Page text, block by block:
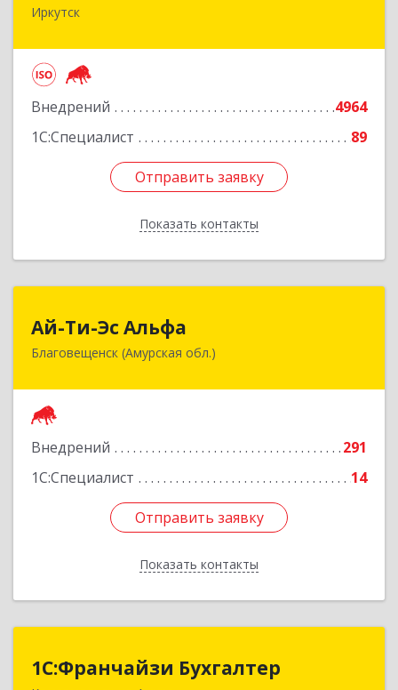
Иркутск
Внедрений
4964
1С:Специалист
89
Отправить заявку
Показать контакты
664007, Иркутская обл, Иркутск г, Декабрьских
Отправить заявку
Назад
Ай-Ти-Эс Альфа
Благовещенск (Амурская обл.)
Внедрений
291
1С:Специалист
14
Отправить заявку
Показать контакты
675000, Амурская обл, Благовещенск г, Зейская
Отправить заявку
Назад
1С:Франчайзи Бухгалтер
1С:Франчайзи Бухгалтер